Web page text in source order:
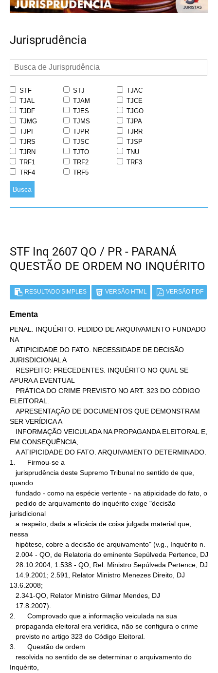
Jurisprudência
STF STJ
TJAC
TJAL
TJAM
TJCE
TJDF
TJES
TJGO
TJMG
TJMS
TJPA
TJPI
TJPR
TJRR
TJRS
TJSC
TJSP
TJRN
TJTO
TNU
TRF1
TRF2
TRF3
TRF4
TRF5
Busca
STF Inq 2607 QO / PR - PARANÁ
QUESTÃO DE ORDEM NO INQUÉRITO
RESULTADO SIMPLES VERSÃO HTML VERSÃO PDF
Ementa
PENAL. INQUÉRITO. PEDIDO DE ARQUIVAMENTO FUNDADO
NA
JURISDICIONAL A
APURA A EVENTUAL
ELEITORAL.
SER VERÍDICA A
EM CONSEQUÊNCIA,
1.      Firmou-se a
quando
jurisdicional
nessa
13.6.2008;
2.      Comprovado que a informação veiculada na sua
3.      Questão de ordem
Inquérito,